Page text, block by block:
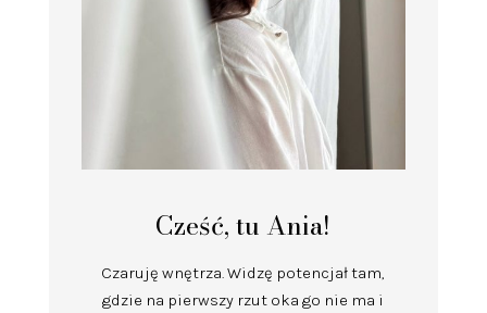
Cześć, tu Ania!
Czaruję wnętrza.Widzę potencjał tam,
gdzie na pierwszy rzut oka go nie ma i